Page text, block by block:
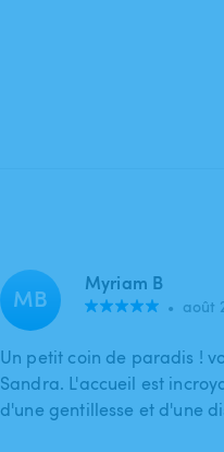
MB Myriam B
• août
Un petit coin de paradis !
Sandra. L'accueil est
d'une gentillesse et d'une